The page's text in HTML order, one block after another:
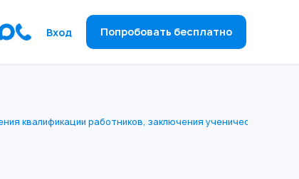
Вход Попробовать бесплатно
квалификации работников, заключения ученических